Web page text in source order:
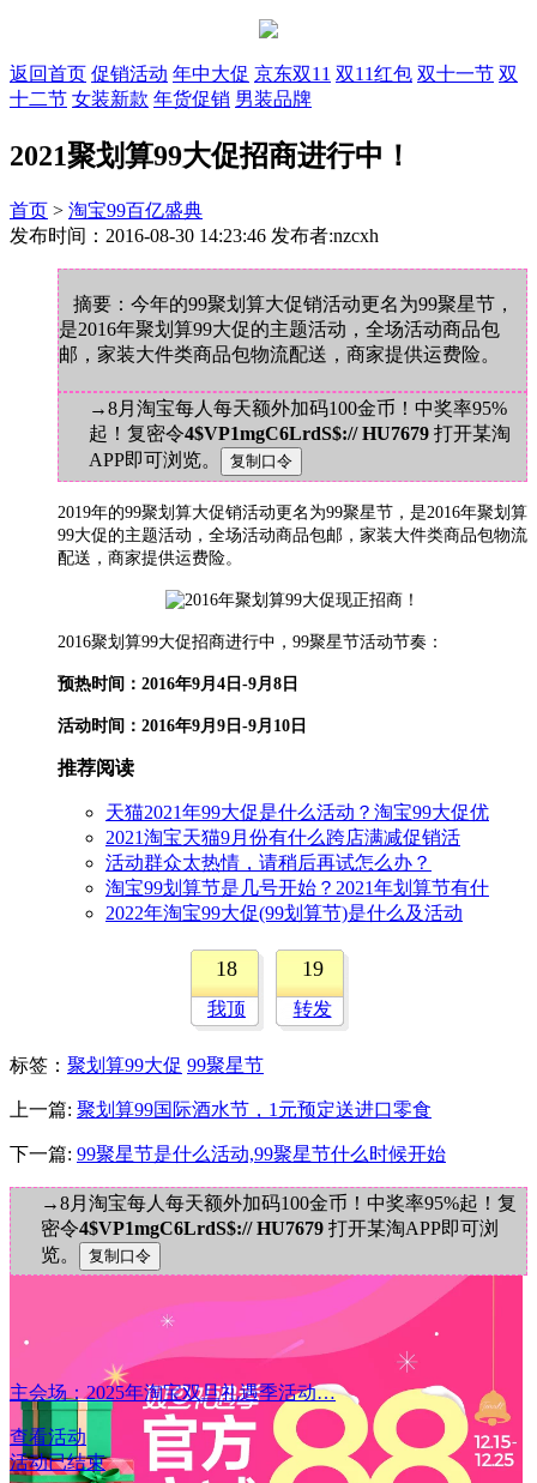
返回首页 促销活动 年中大促 京东双11 双11红包 双十一节 双
十二节 女装新款 年货促销 男装品牌
2021聚划算99大促招商进行中！
首页 > 淘宝99百亿盛典
发布时间：2016-08-30 14:23:46 发布者:nzcxh
摘要：今年的99聚划算大促销活动更名为99聚星节，
是2016年聚划算99大促的主题活动，全场活动商品包
邮，家装大件类商品包物流配送，商家提供运费险。
→8月淘宝每人每天额外加码100金币！中奖率95%
起！复密令4$VP1mgC6LrdS$:// HU7679 打开某淘
APP即可浏览。
2019年的99聚划算大促销活动更名为99聚星节，是2016年聚划算
99大促的主题活动，全场活动商品包邮，家装大件类商品包物流
配送，商家提供运费险。
2016聚划算99大促招商进行中， 99聚星节活动节奏：
预热时间：2016年9月4日-9月8日
活动时间：2016年9月9日-9月10日
推荐阅读
天猫2021年99大促是什么活动？淘宝99大促优
2021淘宝天猫9月份有什么跨店满减促销活
活动群众太热情，请稍后再试怎么办？
淘宝99划算节是几号开始？2021年划算节有什
2022年淘宝99大促(99划算节)是什么及活动
18
我顶
19
转发
标签 ： 聚划算99大促 99聚星节
上一篇: 聚划算99国际酒水节，1元预定送进口零食
下一篇: 99聚星节是什么活动,99聚星节什么时候开始
→8月淘宝每人每天额外加码100金币！中奖率95%起！复
密令4$VP1mgC6LrdS$:// HU7679 打开某淘APP即可浏
览。
主会场：2025年淘宝双旦礼遇季活动…
查看活动
活动已结束